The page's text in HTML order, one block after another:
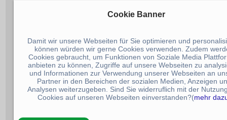
Cookie Banner
Damit wir unsere Webseiten für Sie optimieren und
können würden wir gerne Cookies verwenden. Zudem
Cookies gebraucht, um Funktionen von Soziale Media
anbieten zu können, Zugriffe auf unsere Webseiten zu
und Informationen zur Verwendung unserer Webseiten an
Partner in den Bereichen der sozialen Medien, Anzeigen
Analysen weiterzugeben. Sind Sie widerruflich mit der
Cookies auf unseren Webseiten einverstanden?(mehr